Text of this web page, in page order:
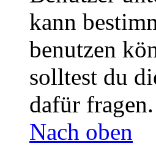
kann
benutzen
solltest du
dafür fragen.
Nach oben